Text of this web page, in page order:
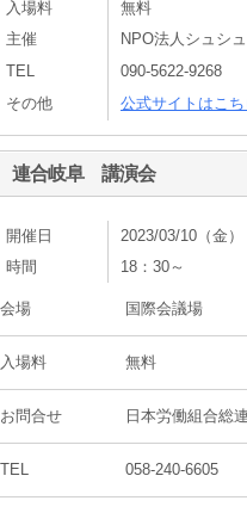
入場料
無料
主催
NPO法人シュシ
TEL
090-5622-9268
その他
公式サイトはこち
連合岐阜 講演会
開催日
2023/03/10（金）
時間
18：30～
会場 国際会議場
入場料 無料
お問合せ 日本労働組合総
TEL 058-240-6605